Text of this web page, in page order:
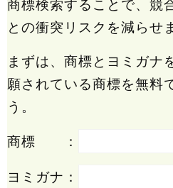
商標検索することで、競
との衝突リスクを減らせ
まずは、商標とヨミガナ
願されている商標を無料
う。
商標 ：
ヨミガナ：